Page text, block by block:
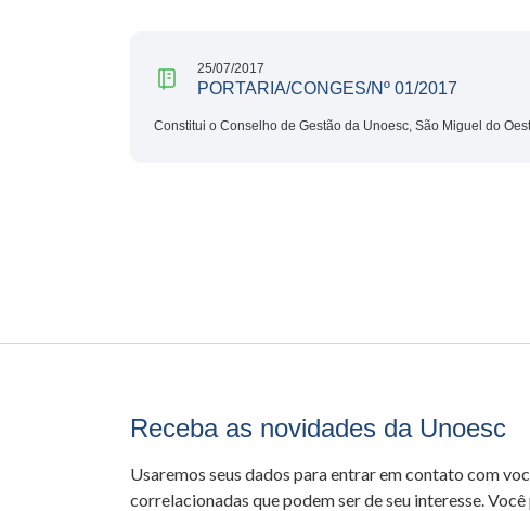
25/07/2017
PORTARIA/CONGES/Nº 01/2017
Constitui o Conselho de Gestão da Unoesc, São Miguel do
Receba as novidades da Unoesc
Usaremos seus dados para entrar em contato com
correlacionadas que podem ser de seu interesse.